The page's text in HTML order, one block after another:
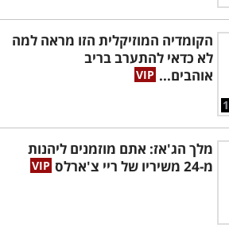
הקומדיה המוזיקלית הזו מראה למה
לא כדאי להתערב בריב
אוהבים...
מלך הג'אז: אתם מוזמנים ליהנות
מ-24 משיריו של ריי צ'ארלס